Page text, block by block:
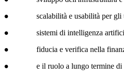
● scalabilità e usabilità per gli
● sistemi di intelligenza
● fiducia e verifica nella
● e il ruolo a lungo termine di